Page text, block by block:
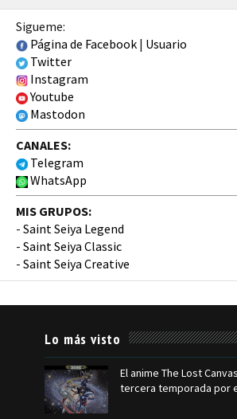
Sigueme:
Página de Facebook | Usuario
Twitter
Instagram
Youtube
Mastodon
CANALES:
Telegram
WhatsApp
MIS GRUPOS:
- Saint Seiya Legend
- Saint Seiya Classic
- Saint Seiya Creative
Lo más visto
El anime The Lost
tercera temporada por